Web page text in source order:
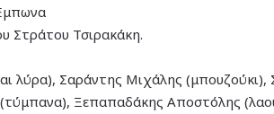
Στράτου Τσιρακάκη.
λύρα), Σαράντης Μιχάλης (μπουζούκι),
Ξεπαπαδάκης Αποστόλης